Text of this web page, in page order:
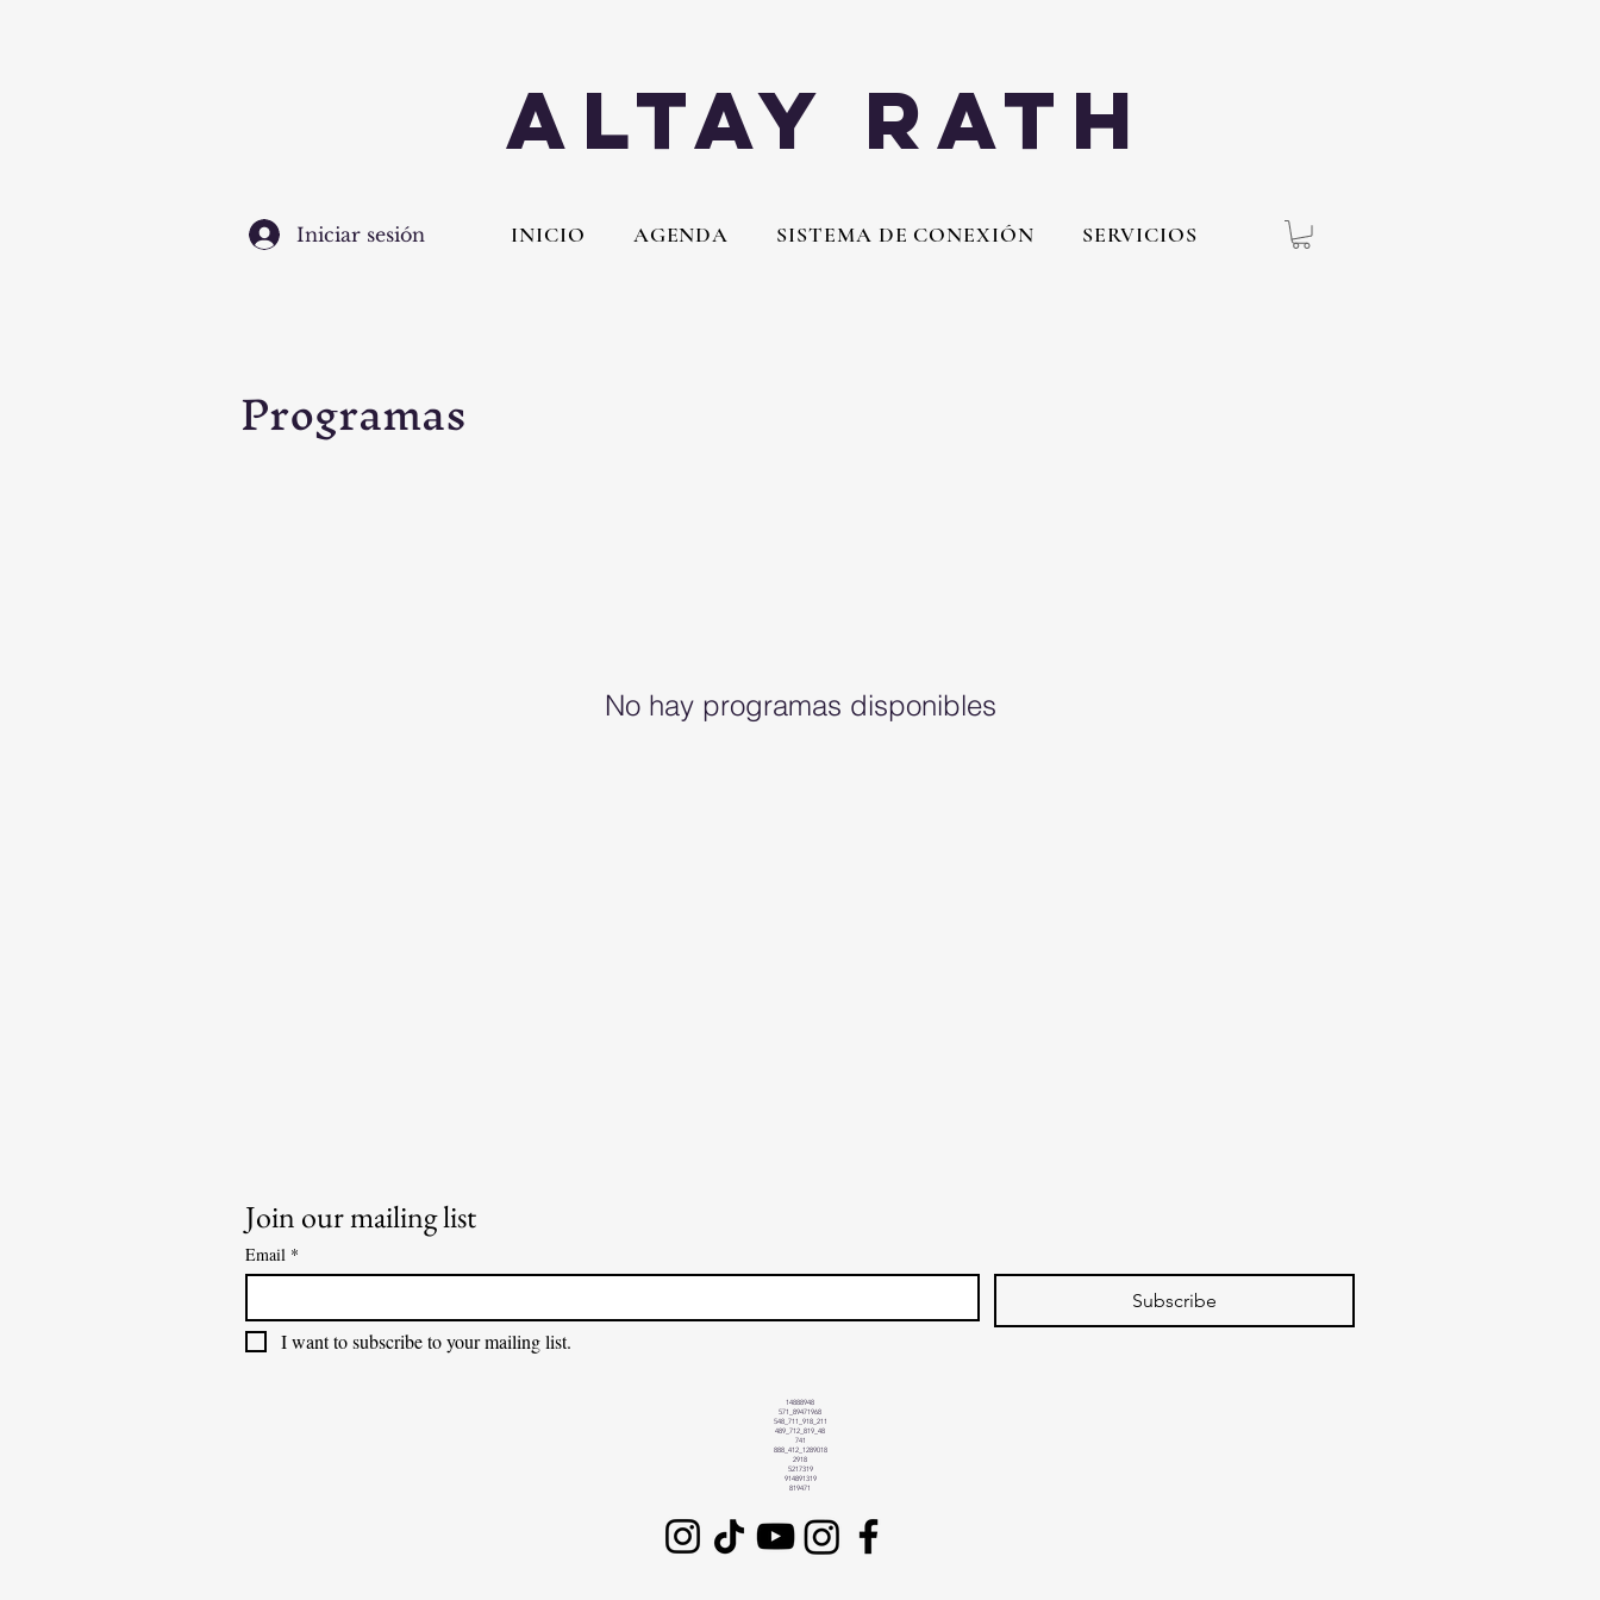
Altay Rath
Iniciar sesión INICIO AGENDA SISTEMA DE CONEXIÓN SERVICIOS
Programas
No hay programas disponibles
Join our mailing list
Email *
Subscribe
I want to subscribe to your mailing list.
14888948
571_89471968
548_711_918_211
489_712_819_48
741
888_412_1289018
2918
5217319
914891319
819471